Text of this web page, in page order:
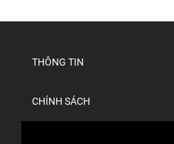
THÔNG TIN
CHÍNH SÁCH